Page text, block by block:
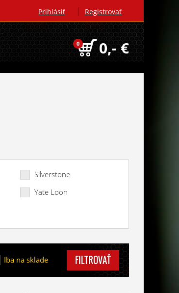
Prihlásiť | Registrovať
0 0,- €
Silverstone
Yate Loon
Iba na sklade FILTROVAŤ